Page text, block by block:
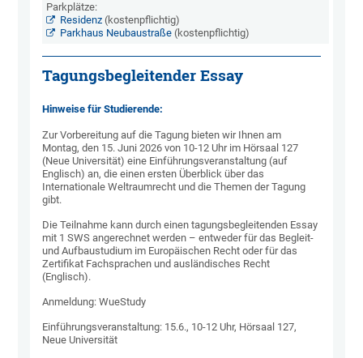
Parkplätze:
Residenz (kostenpflichtig)
Parkhaus Neubaustraße (kostenpflichtig)
Tagungsbegleitender Essay
Hinweise für Studierende:
Zur Vorbereitung auf die Tagung bieten wir Ihnen am
Montag, den 15. Juni 2026 von 10-12 Uhr im Hörsaal 127
(Neue Universität) eine Einführungsveranstaltung (auf
Englisch) an, die einen ersten Überblick über das
Internationale Weltraumrecht und die Themen der Tagung
gibt.
Die Teilnahme kann durch einen tagungsbegleitenden Essay
mit 1 SWS angerechnet werden – entweder für das Begleit-
und Aufbaustudium im Europäischen Recht oder für das
Zertifikat Fachsprachen und ausländisches Recht
(Englisch).
Anmeldung: WueStudy
Einführungsveranstaltung: 15.6., 10-12 Uhr, Hörsaal 127,
Neue Universität